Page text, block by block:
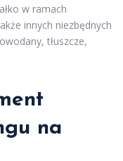
w ramach
innych niezbędnych
tłuszcze,
na